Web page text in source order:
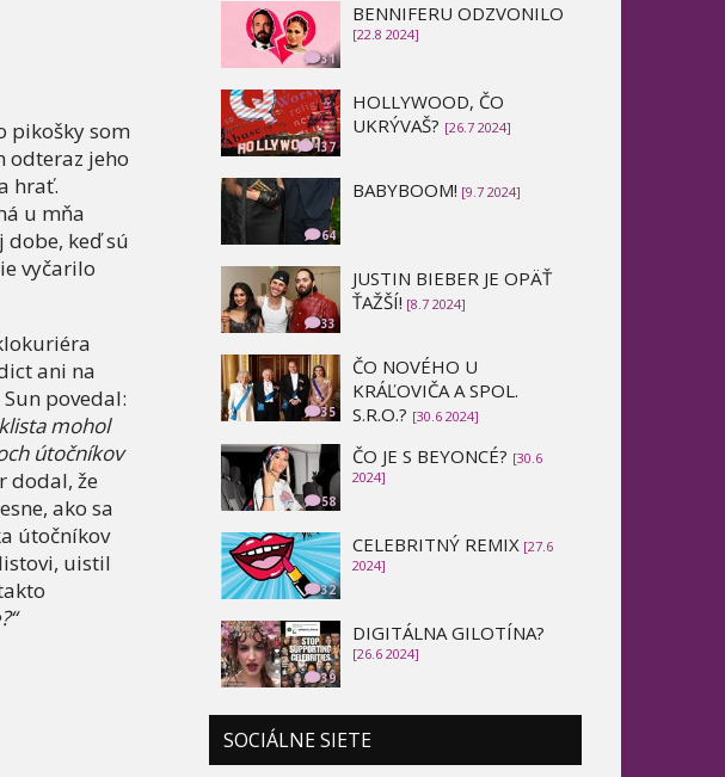
pikošky som
odteraz jeho
hrať.
u mňa
dobe, keď sú
vyčarilo
ani na
povedal:
mohol
útočníkov
dodal, že
ako sa
útočníkov
uistil
31
BENNIFERU ODZVONILO
[22.8 2024]
137
HOLLYWOOD, ČO
UKRÝVAŠ? [26.7 2024]
64
BABYBOOM! [9.7 2024]
33
JUSTIN BIEBER JE OPÄŤ
ŤAŽŠÍ! [8.7 2024]
35
ČO NOVÉHO U
KRÁĽOVIČA A SPOL.
S.R.O.? [30.6 2024]
58
ČO JE S BEYONCÉ? [30.6
2024]
32
CELEBRITNÝ REMIX [27.6
2024]
39
DIGITÁLNA GILOTÍNA?
[26.6 2024]
SOCIÁLNE SIETE